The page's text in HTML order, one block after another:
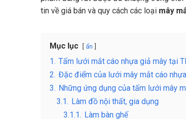
tin về giá bán và quy cách các loại mây
Mục lục ẩn
1. Tấm lưới mắt cáo nhựa giả mây tại
2. Đặc điểm của lưới mây mắt cáo nhựa
3. Những ứng dụng của tấm lưới mây
3.1. Làm đồ nội thất, gia dụng
3.1.1. Làm bàn ghế